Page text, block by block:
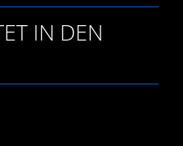
IN DEN